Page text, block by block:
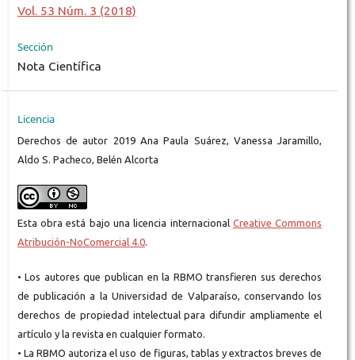
Vol. 53 Núm. 3 (2018)
Sección
Nota Científica
Licencia
Derechos de autor 2019 Ana Paula Suárez, Vanessa Jaramillo,
Aldo S. Pacheco, Belén Alcorta
Esta obra está bajo una licencia internacional Creative Commons
Atribución-NoComercial 4.0.
• Los autores que publican en la RBMO transfieren sus derechos
de publicación a la Universidad de Valparaíso, conservando los
derechos de propiedad intelectual para difundir ampliamente el
artículo y la revista en cualquier formato.
• La RBMO autoriza el uso de figuras, tablas y extractos breves de